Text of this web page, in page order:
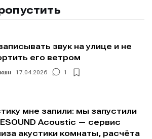
звук на улице и не
его ветром
17.04.2026 1
мне запили: мы запустили
Acoustic — сервис
акустики комнаты, расчёта